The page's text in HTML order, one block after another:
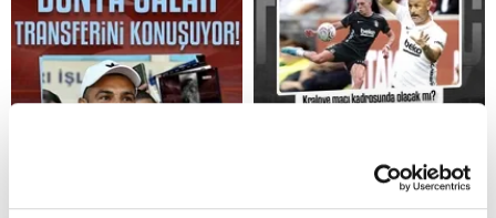
Reddet